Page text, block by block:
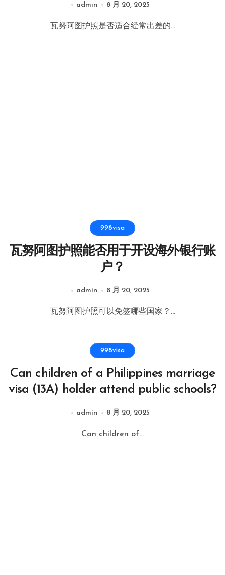
admin 8 月 20, 2025
瓦努阿图护照是否适合经常出差的...
998visa
瓦努阿图护照能否用于开设海外银行账
户？
admin 8 月 20, 2025
瓦努阿图护照可以免签哪些国家？...
998visa
Can children of a Philippines marriage
visa (13A) holder attend public schools?
admin 8 月 20, 2025
Can children of...